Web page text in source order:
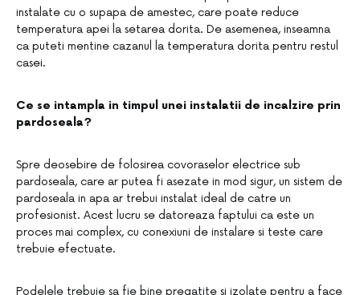
instalate cu o supapa de amestec, care poate reduce
temperatura apei la setarea dorita. De asemenea, inseamna
ca puteti mentine cazanul la temperatura dorita pentru restul
casei.
Ce se intampla in timpul unei instalatii de incalzire prin
pardoseala?
Spre deosebire de folosirea covoraselor electrice sub
pardoseala, care ar putea fi asezate in mod sigur, un sistem de
pardoseala in apa ar trebui instalat ideal de catre un
profesionist. Acest lucru se datoreaza faptului ca este un
proces mai complex, cu conexiuni de instalare si teste care
trebuie efectuate.
Podelele trebuie sa fie bine pregatite si izolate pentru a face